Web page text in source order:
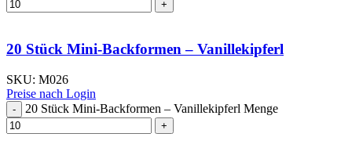
20 Stück Mini-Backformen – Vanillekipferl
SKU: M026
Preise nach Login
20 Stück Mini-Backformen – Vanillekipferl Menge